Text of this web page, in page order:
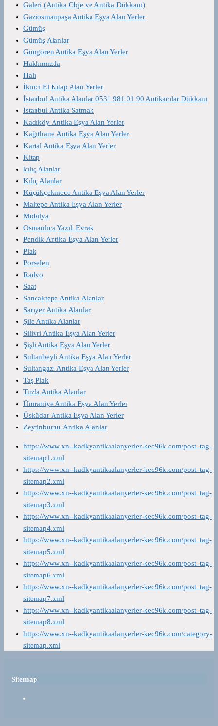
Galeri (Antika Obje ve Antika Dükkanı)
Gaziosmanpaşa Antika Eşya Alan Yerler
Gümüş
Gümüş Alanlar
Güngören Antika Eşya Alan Yerler
Hakkımızda
Halı
İkinci El Kitap Alan Yerler
İstanbul Antika Alanlar 0531 981 01 90 Antikacılar Dükkanı
İstanbul Antika Satmak
Kadıköy Antika Eşya Alan Yerler
Kağıthane Antika Eşya Alan Yerler
Kartal Antika Eşya Alan Yerler
Kitap
kılıç Alanlar
Kılıç Alanlar
Küçükçekmece Antika Eşya Alan Yerler
Maltepe Antika Eşya Alan Yerler
Mobilya
Osmanlıca Yazılı Evrak
Pendik Antika Eşya Alan Yerler
Plak
Porselen
Radyo
Saat
Sancaktepe Antika Alanlar
Sarıyer Antika Alanlar
Şile Antika Alanlar
Silivri Antika Eşya Alan Yerler
Şişli Antika Eşya Alan Yerler
Sultanbeyli Antika Eşya Alan Yerler
Sultangazi Antika Eşya Alan Yerler
Taş Plak
Tuzla Antika Alanlar
Ümraniye Antika Eşya Alan Yerler
Üsküdar Antika Eşya Alan Yerler
Zeytinburnu Antika Alanlar
https://www.xn--kadkyantikaalanyerler-kec96k.com/post_tag-
sitemap1.xml
https://www.xn--kadkyantikaalanyerler-kec96k.com/post_tag-
sitemap2.xml
https://www.xn--kadkyantikaalanyerler-kec96k.com/post_tag-
sitemap3.xml
https://www.xn--kadkyantikaalanyerler-kec96k.com/post_tag-
sitemap4.xml
https://www.xn--kadkyantikaalanyerler-kec96k.com/post_tag-
sitemap5.xml
https://www.xn--kadkyantikaalanyerler-kec96k.com/post_tag-
sitemap6.xml
https://www.xn--kadkyantikaalanyerler-kec96k.com/post_tag-
sitemap7.xml
https://www.xn--kadkyantikaalanyerler-kec96k.com/post_tag-
sitemap8.xml
https://www.xn--kadkyantikaalanyerler-kec96k.com/category-
sitemap.xml
Sitemap